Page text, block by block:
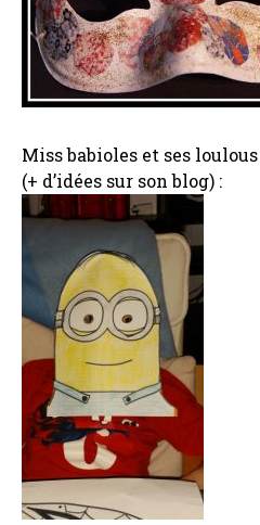
Miss babioles et ses
(+ d’idées sur son blog) :